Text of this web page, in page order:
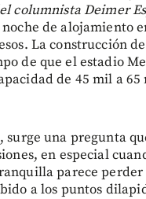
columnista Deimer
noche de alojamiento
La construcción
de que el estadio
de 45 mil a 65
surge una pregunta
en especial
parece perder
a los puntos